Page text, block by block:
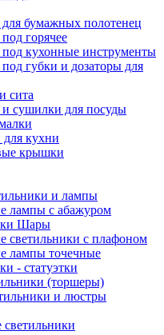
бумажных полотенец
горячее
кухонные инструменты
губки и дозаторы для
сита
сушилки для посуды
кухни
крышки
и лампы
лампы с абажуром
Шары
светильники с плафоном
лампы точечные
- статуэтки
(торшеры)
и люстры